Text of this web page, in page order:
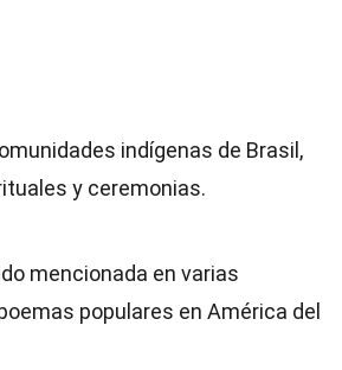
indígenas de Brasil,
y ceremonias.
mencionada en varias
populares en América del